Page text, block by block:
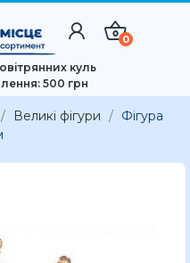
0
куль
500 грн
Великі фігури
Фігура